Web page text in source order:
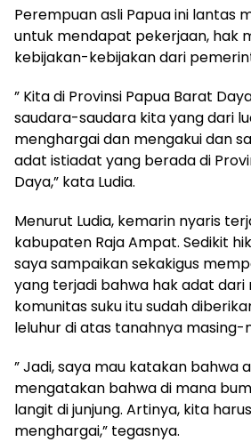
Perempuan asli Papua ini lantas
untuk mendapat pekerjaan, hak
kebijakan-kebijakan dari
” Kita di Provinsi Papua Barat
saudara-saudara kita yang dari
menghargai dan mengakui dan
adat istiadat yang berada di
Daya,” kata Ludia.
Menurut Ludia, kemarin nyaris
kabupaten Raja Ampat. Sedikit
saya sampaikan sekakigus
yang terjadi bahwa hak adat
komunitas suku itu sudah
leluhur di atas tanahnya masing-
” Jadi, saya mau katakan bahwa
mengatakan bahwa di mana
langit di junjung. Artinya, kita
menghargai,” tegasnya.